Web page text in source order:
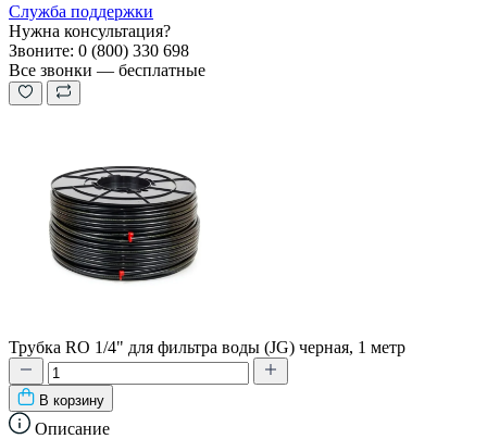
Служба поддержки
Нужна консультация?
Звоните: 0 (800) 330 698
Все звонки — бесплатные
Трубка RO 1/4" для фильтра воды (JG) черная, 1 метр
В корзину
Описание